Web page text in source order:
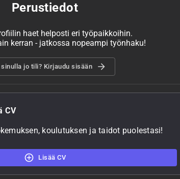
Perustiedot
haet helposti eri työpaikkoihin.
kerran - jatkossa nopeampi työnhaku!
sinulla jo tili? Kirjaudu sisään
CV
koulutuksen ja taidot puolestasi!
Lisää CV